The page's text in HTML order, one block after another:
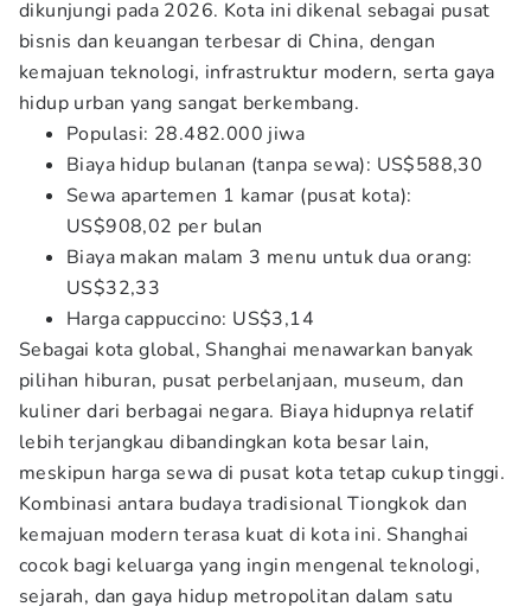
dikunjungi pada 2026. Kota ini dikenal sebagai pusat
bisnis dan keuangan terbesar di China, dengan
kemajuan teknologi, infrastruktur modern, serta gaya
hidup urban yang sangat berkembang.
Populasi: 28.482.000 jiwa
Biaya hidup bulanan (tanpa sewa): US$588,30
Sewa apartemen 1 kamar (pusat kota):
US$908,02 per bulan
Biaya makan malam 3 menu untuk dua orang:
US$32,33
Harga cappuccino: US$3,14
Sebagai kota global, Shanghai menawarkan banyak
pilihan hiburan, pusat perbelanjaan, museum, dan
kuliner dari berbagai negara. Biaya hidupnya relatif
lebih terjangkau dibandingkan kota besar lain,
meskipun harga sewa di pusat kota tetap cukup tinggi.
Kombinasi antara budaya tradisional Tiongkok dan
kemajuan modern terasa kuat di kota ini. Shanghai
cocok bagi keluarga yang ingin mengenal teknologi,
sejarah, dan gaya hidup metropolitan dalam satu